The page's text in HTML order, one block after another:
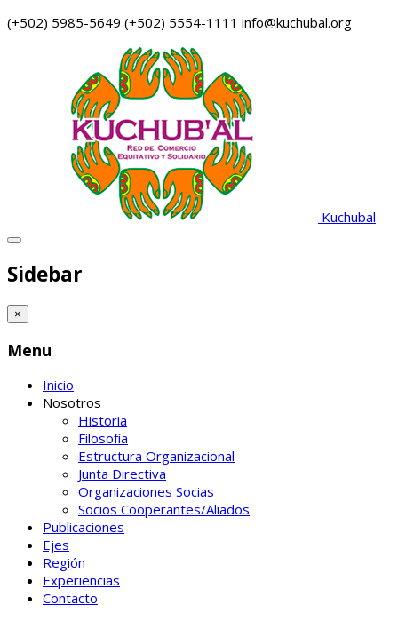
(+502) 5985-5649 (+502) 5554-1111 info@kuchubal.org
Kuchubal
Sidebar
×
Menu
Inicio
Nosotros
Historia
Filosofía
Estructura Organizacional
Junta Directiva
Organizaciones Socias
Socios Cooperantes/Aliados
Publicaciones
Ejes
Región
Experiencias
Contacto